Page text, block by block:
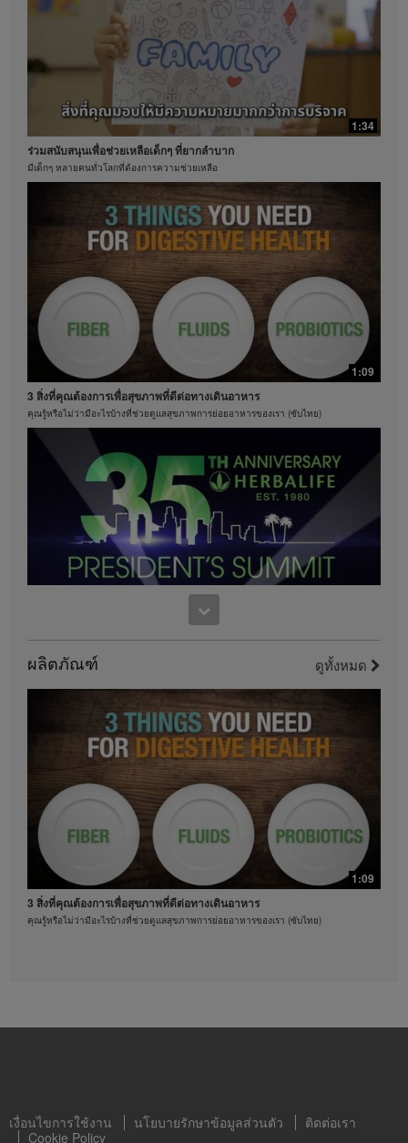
ในทำนองเดียวกัน คำยืนยันจากผู้ใช้จริงที่ระบุว่าสามารถ
ควบคุมน้ำหนักได้มากและ / หรืออย่างรวดเร็ว ไม่ถือว่า
เป็นปริมาณของน้ำหนักที่แต่ละบุคคลจะสามารถทำเช่น
เดียวกันได้ หรืออัตราในการควบคุมน้ำหนักที่บุคคลใด
บุคคลหนึ่งคาดหวังว่าจะทำได้ การควบคุมน้ำหนักของ
แต่ละบุคคลจะขึ้นอยู่กับการเผาผลาญพลังงานเฉพาะ
บุคคล พฤติกรรมการบริโภคและอาหารที่บริโภค น้ำหนัก
เริ่มต้น และรูปแบบการออกกำลังกาย ผู้บริโภคฟอร์มูล่า 1
วันละสองครั้งเพื่อเป็นส่วนหนึ่งของรูปแบบการดำเนิน
ชีวิตที่มีสุขภาพดี โดยทั่วไปสามารถคาดหวังที่จะสามารถ
ควบคุมน้ำหนัได้ประมาณ 0.5-1 ปอนด์ต่อสัปดาห์ ผู้เข้า
ร่วมในการศึกษา 12 สัปดาห์แบบไม่ทราบผลิตภัณฑ์ที่ใช้
ใช้ฟอร์มูล่า 1 สองครั้งต่อวัน (หนึ่งครั้งเพื่อเป็นอาหารมื้อ
หลักและอีกหนึ่งครั้งเพื่อเป็นอาหารว่าง) ร่วมกับการรับ
ประทานอาหารที่มีแคลอรี่ลดลง และตั้งเป้าหมายการออก
กำลังกายไว้ 30 นาทีต่อวัน ผู้เข้าร่วมเลือกรับประทาน
อาหารที่มีโปรตีนสูงหรืออาหารที่มีโปรตีนในระดับ
มาตรฐาน ผลคือผู้เข้าร่วมในทั้งสองกลุ่มสามารถควบคุม
น้ำหนักได้ 8.5 ปอนด์ สำหรับข้อมูลเกี่ยวกับคำกล่าวอ้าง
ของการควบคุมน้ำหนักในภูมิภาคที่คุณดำเนินธุรกิจอยู่
โปรดศึกษาในคู่มือสมาชิกหรือเยี่ยมชมเว็บไซต์
MyHerbalife.com
ทุกคนควรจะปรึกษาแพทย์ของตนเองก่อนเริ่มโปรแกรม
ควบคุมน้ำหนักใดๆ ผลิตภัณฑ์เฮอร์บาไลฟ์สามารถส่ง
เสริมการดูแลและการควบคุมน้ำหนักเมื่อใช้เป็นส่วนหนึ่ง
ร่วมกับการควบคุมอาหารเท่านั้น แม้ว่าผลิตภัณฑ์บาง
ชนิดของเฮอร์บาไลฟ์อาจเหมาะที่จะนำมาใช้ทดแทนส่วน
หนึ่งของอาหารประจำวันของพวกเขา แต่ก็ไม่ควรถูกนำ
มาใช้ทดแทนการรับประทานอาหารทั้งหมดของบุคคลใดๆ
และควรรับประทานอาหารประจำวันให้เพียงพออย่าง
น้อยหนึ่งมื้อ
วิดีโอจะมีอยู่เฉพาะในคลังวิดีโอของเฮอร์บาไลฟ์เท่านั้น
ซึ่งเป็นกรรมสิทธิ์ของและดูแลจัดการโดยเฮอร์บาไลฟ์
อินเตอร์เนชั่นแนล ออฟ อเมริกา อิงค์ คุณสามารถรับชม
วิดีโอ และหากวิดีโออนุญาตให้ดาวน์โหลดได้ คุณ
สามารถทำซ้ำและเผยแพร่วิดีโอในรูปแบบที่ครบถ้วนเพื่อ
วัตถุประสงค์ในการส่งเสริมธุรกิจเฮอร์บาไลฟ์ของคุณหรือ
สามารถจำหน่ายหรือแสวงหากำไรจากการทำสำเนาและ
จัดจำหน่ายวิดีโอ การใช้รูปภาพ เสียง คำบรรยาย หรือ
ลักษณ์อักษรอย่างชัดเจนจาก เฮอร์บาไลฟ์ อินเตอร์
เนชั่นแนล ออฟ อเมริกาอิงค์ เป็นสิ่งต้องห้ามอย่าง
เคร่งครัด เฮอร์บาไลฟ์อาจขอให้คุณหยุดการใช้งานวิดีโอ
ได้ทุกเมื่อ
ชาคือหนึ่งในเครื่องดื่มที่ได้รับความนิยม
เฮอร์บาไลฟ์ใส่ใจด้านคุณภาพการสกัดชา
1:15
เฮอร์บาไลฟ์ครองอันดับหนึ่งของโลกในด้านเชคโปรตีน
ค้นหาคำตอบว่าทำไมเชคเฮอร์บาไลฟ์จึงอร่อย
ออกกำลังกายด้วยท่าบริหารแบบผสม
3 วิธีดูแลสุขภาพหัวใจ
1:34
ร่วมสนับสนุนเพื่อช่วยเหลือเด็กๆ ที่ยากลำบาก
มีเด็กๆ หลายคนทั่วโลกที่ต้องการความช่วยเหลือ
1:09
3 สิ่งที่คุณต้องการเพื่อสุขภาพที่ดีต่อทางเดินอาหาร
คุณรู้หรือไม่ว่ามีอะไรบ้างที่ช่วยดูแลสุขภาพการย่อยอาหารของเรา (ซับไทย)
งานฉลองครบรอบ 35 ปี ของเพรสซิเด้นท์ ทีม ซัมมิท
เป็นส่วนหนึ่งของการเฉลิมฉลอง
ผลิตภัณฑ์ ดูทั้งหมด
1:09
3 สิ่งที่คุณต้องการเพื่อสุขภาพที่ดีต่อทางเดินอาหาร
คุณรู้หรือไม่ว่ามีอะไรบ้างที่ช่วยดูแลสุขภาพการย่อยอาหารของเรา (ซับไทย)
เงื่อนไขการใช้งาน นโยบายรักษาข้อมูลส่วนตัว
ติดต่อเรา
Cookie Policy